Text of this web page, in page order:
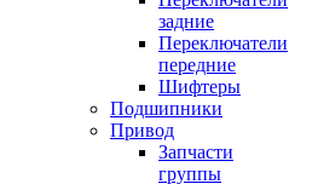
задние
Переключатели
передние
Шифтеры
Подшипники
Привод
Запчасти
группы